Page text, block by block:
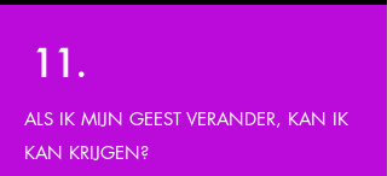
11.
ALS IK MIJN GEEST VERANDER, KAN IK
KAN KRIJGEN?